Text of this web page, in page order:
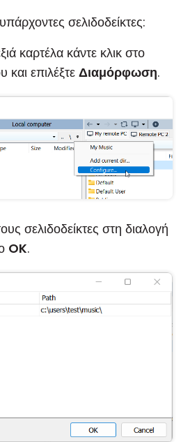
σελιδοδείκτες:
καρτέλα κάντε κλικ στο
και επιλέξτε Διαμόρφωση.
σελιδοδείκτες στη διαλογή
OK.